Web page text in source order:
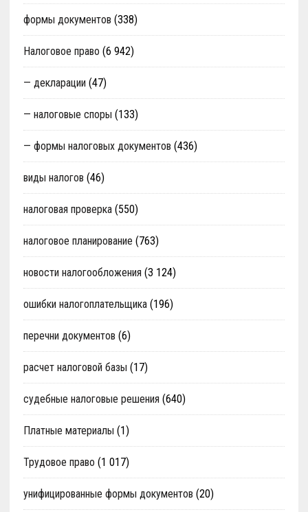
формы документов (338)
Налоговое право (6 942)
— декларации (47)
— налоговые споры (133)
— формы налоговых документов (436)
виды налогов (46)
налоговая проверка(550)
налоговое планирование (763)
новости налогообложения (3 124)
ошибки налогоплательщика(196)
перечни документов (6)
расчет налоговой базы (17)
судебные налоговые решения (640)
Платные материалы (1)
Трудовое право (1 017)
унифицированные формы документов (20)